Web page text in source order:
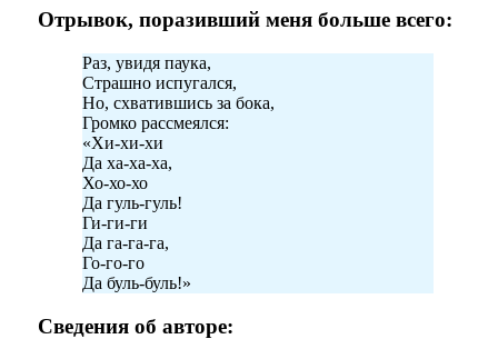
Отрывок, поразивший меня больше всего:
Раз, увидя паука,
Страшно испугался,
Но, схватившись за бока,
Громко рассмеялся:
«Хи-хи-хи
Да ха-ха-ха,
Хо-хо-хо
Да гуль-гуль!
Ги-ги-ги
Да га-га-га,
Го-го-го
Да буль-буль!»
Сведения об авторе: